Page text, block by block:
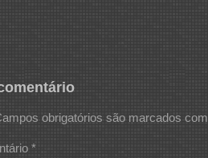
obrigatórios são marcados com
*